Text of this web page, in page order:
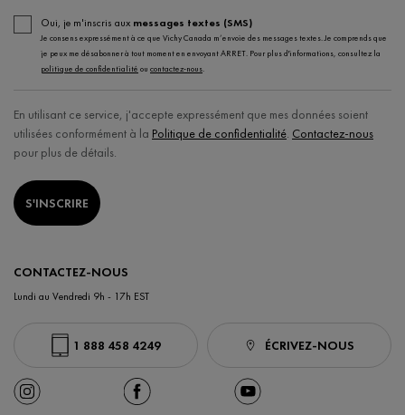
Oui, je m'inscris aux messages textes (SMS)
Je consens expressément à ce que Vichy Canada m’envoie des messages textes. Je comprends que
je peux me désabonner à tout moment en envoyant ARRET. Pour plus d'informations, consultez la
politique de confidentialité ou contactez-nous.
En utilisant ce service, j'accepte expressément que mes données soient
utilisées conformément à la Politique de confidentialité Contactez-nous
pour plus de détails.
S'INSCRIRE
CONTACTEZ-NOUS
Lundi au Vendredi 9h - 17h EST
1 888 458 4249 ÉCRIVEZ-NOUS